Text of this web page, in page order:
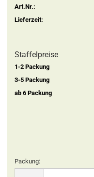
Art.Nr.:
Lieferzeit:
Staffelpreise
1-2 Packung
3-5 Packung
ab 6 Packung
Packung: